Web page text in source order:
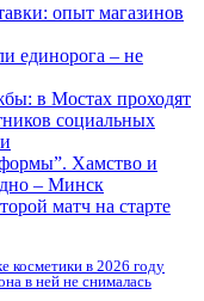
опыт магазинов
единорога – не
в Мостах проходят
социальных
Хамство и
– Минск
матч на старте
косметики в 2026 году
в ней не снималась